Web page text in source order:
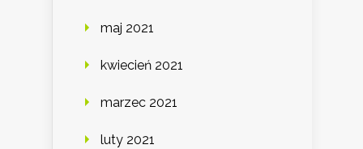
maj 2021
kwiecień 2021
marzec 2021
luty 2021